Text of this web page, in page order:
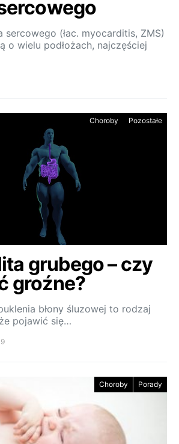
sercowego (łac. myocarditis, ZMS)
o wielu podłożach, najczęściej
Choroby Pozostałe
grubego – czy
groźne?
błony śluzowej to rodzaj
pojawić się…
Choroby Porady